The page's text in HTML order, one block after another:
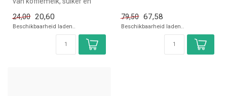
24,00 20,60
Beschikbaarheid laden..
79,50 67,58
Beschikbaarheid laden..